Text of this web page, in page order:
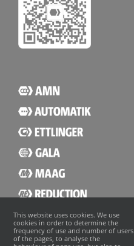
This website uses cookies. We use
cookies in order to determine the
frequency of use and number of users
of the pages, to analyse the